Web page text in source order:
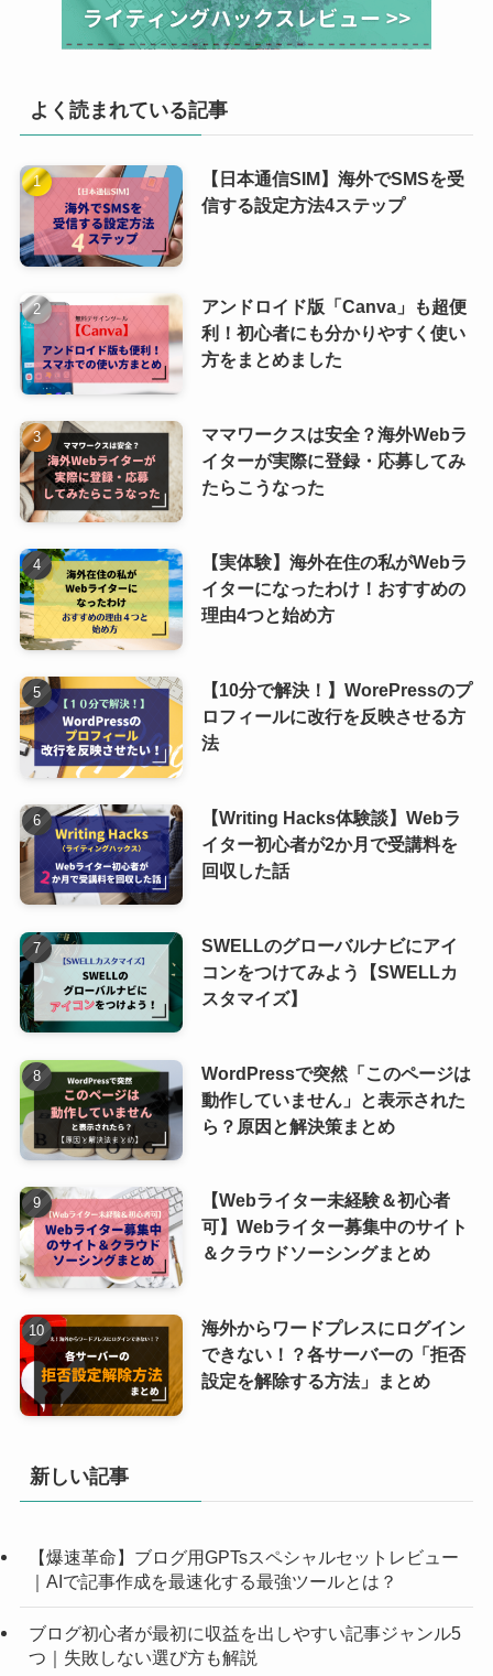
よく読まれている記事
【日本通信SIM】海外でSMSを受
信する設定方法4ステップ
アンドロイド版「Canva」も超便
利！初心者にも分かりやすく使い
方をまとめました
ママワークスは安全？海外Webラ
イターが実際に登録・応募してみ
たらこうなった
【実体験】海外在住の私がWebラ
イターになったわけ！おすすめの
理由4つと始め方
【10分で解決！】WorePressのプ
ロフィールに改行を反映させる方
法
【Writing Hacks体験談】Webラ
イター初心者が2か月で受講料を
回収した話
SWELLのグローバルナビにアイ
コンをつけてみよう【SWELLカ
スタマイズ】
WordPressで突然「このページは
動作していません」と表示された
ら？原因と解決策まとめ
【Webライター未経験＆初心者
可】Webライター募集中のサイト
＆クラウドソーシングまとめ
海外からワードプレスにログイン
できない！？各サーバーの「拒否
設定を解除する方法」まとめ
新しい記事
【爆速革命】ブログ用GPTsスペシャルセットレビュー
｜AIで記事作成を最速化する最強ツールとは？
ブログ初心者が最初に収益を出しやすい記事ジャンル5
つ｜失敗しない選び方も解説